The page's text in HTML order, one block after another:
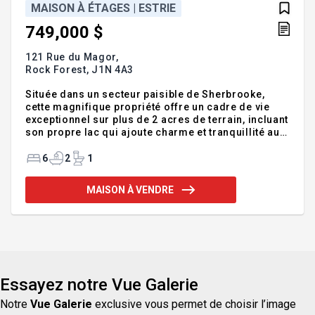
MAISON À ÉTAGES | ESTRIE
749,000 $
121 Rue du Magor,
Rock Forest, J1N 4A3
Située dans un secteur paisible de Sherbrooke,
cette magnifique propriété offre un cadre de vie
exceptionnel sur plus de 2 acres de terrain, incluant
son propre lac qui ajoute charme et tranquillité au
coucher,un bureau, une salle de lavage, ainsi qu'un
rangement supplémentaire. Le garage double
complète parfaitement l'ensemble, offrant encore
6 2 1
MAISON À VENDRE
Essayez notre Vue Galerie
Notre Vue Galerie exclusive vous permet de choisir l’image